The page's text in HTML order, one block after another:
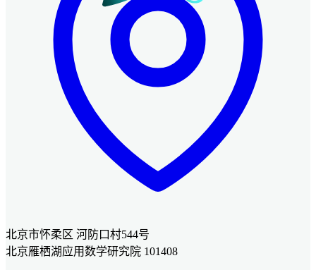
北京市怀柔区 河防口村544号
北京雁栖湖应用数学研究院 101408